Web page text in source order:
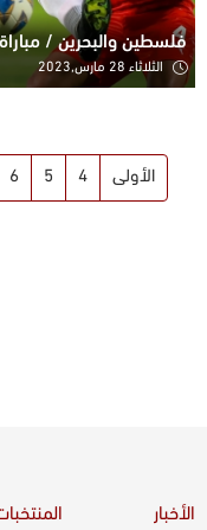
فلسطين والبحرين / مباراة
الثلاثاء 28 مارس,2023
الأولى 4
5
6
الأخبار